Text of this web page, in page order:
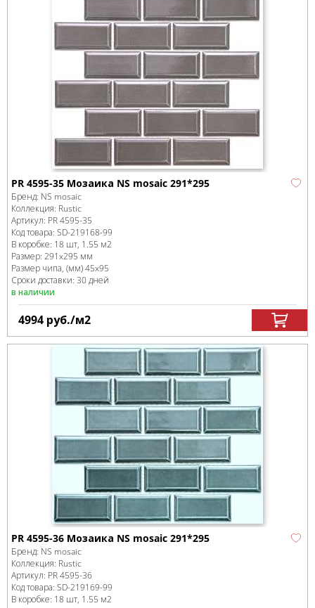
PR 4595-35 Мозаика NS mosaic 291*295
Бренд: NS mosaic
Коллекция: Rustic
Артикул: PR 4595-35
Код товара: SD-219168-99
В коробке: 18 шт, 1.55 м2
Размер: 291x295 мм
Размер чипа, (мм)45x95
Сроки доставки: 30 дней
в наличии
4994 руб./м2
PR 4595-36 Мозаика NS mosaic 291*295
Бренд: NS mosaic
Коллекция: Rustic
Артикул: PR 4595-36
Код товара: SD-219169-99
В коробке: 18 шт, 1.55 м2